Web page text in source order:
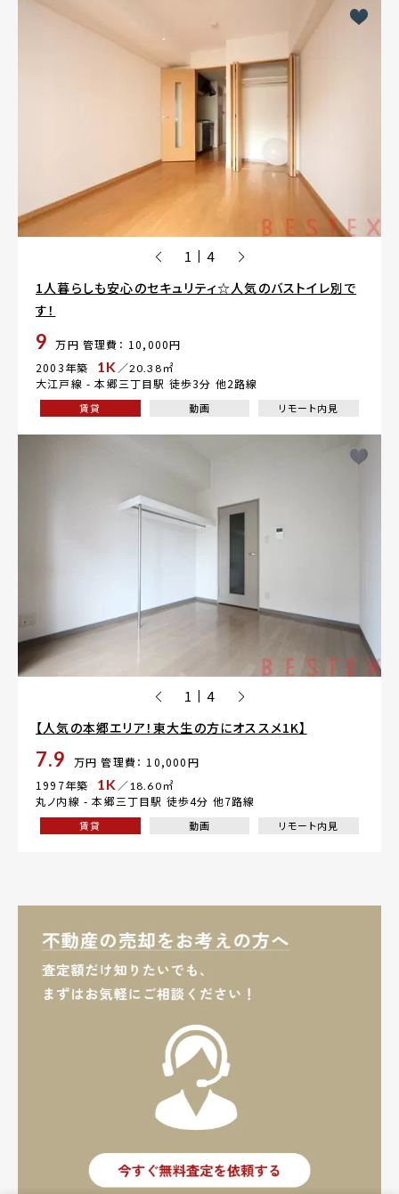
1 | 4
1人暮らしも安心のセキュリティ☆人気のバストイレ別で
す！
9 万円 管理費： 10,000円
2003年築
1K ／20.38㎡
大江戸線 -本郷三丁目駅 徒歩3分 他2路線
賃貸 動画 リモート内見
1 | 4
【人気の本郷エリア！東大生の方にオススメ1K】
7.9 万円 管理費： 10,000円
1997年築
1K ／18.60㎡
丸ノ内線 -本郷三丁目駅 徒歩4分 他7路線
賃貸 動画 リモート内見